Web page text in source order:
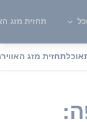
תחזית מזג
אוכלתחזית מזג האוויר